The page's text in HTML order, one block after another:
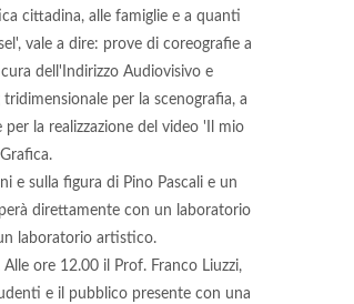
cittadina, alle famiglie e a quanti
vale a dire: prove di coreografie a
dell'Indirizzo Audiovisivo e
per la scenografia, a
la realizzazione del video 'Il mio
e sulla figura di Pino Pascali e un
direttamente con un laboratorio
laboratorio artistico.
ore 12.00 il Prof. Franco Liuzzi,
e il pubblico presente con una